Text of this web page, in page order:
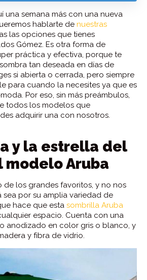
una semana más con una nueva
hablarte de nuestras
las opciones que tienes
Gómez. Es otra forma de
práctica y efectiva, porque te
tan deseada en días de
si abierta o cerrada, pero siempre
para cuando la necesites ya que es
Por eso, sin más preámbulos,
todos los modelos que
adquirir una con nosotros.
y la estrella del
modelo Aruba
de los grandes favoritos, y no nos
sea por su amplia variedad de
hace que esta sombrilla Aruba
espacio. Cuenta con una
anodizado en color gris o blanco, y
y fibra de vidrio.